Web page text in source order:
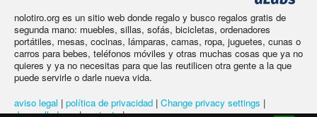
nolotiro.org es un sitio web donde regalo y busco regalos gratis de
segunda mano: muebles, sillas, sofás, bicicletas, ordenadores
portátiles, mesas, cocinas, lámparas, camas, ropa, juguetes, cunas o
carros para bebes, teléfonos móviles y otras muchas cosas que ya no
quieres y ya no necesitas para que las reutilicen otra gente a la que
puede servirle o darle nueva vida.
aviso legal | política de privacidad | Change privacy settings |